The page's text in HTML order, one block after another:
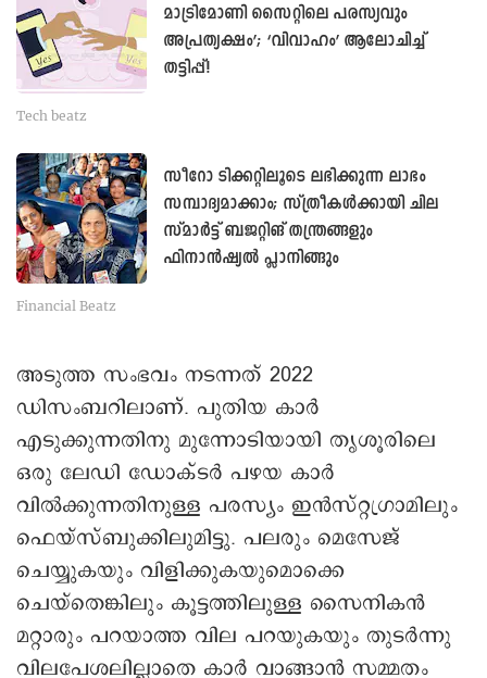
മാട്രിമോണി സൈറ്റിലെ പരസ്യവും
അപ്രത്യക്ഷം’; ‘വിവാഹം’ ആലോചിച്ച്
തട്ടിപ്പ്!
Tech beatz
സീറോ ടിക്കറ്റിലൂടെ ലഭിക്കുന്ന ലാഭം
സമ്പാദ്യമാക്കാം; സ്ത്രീകൾക്കായി ചില
സ്മാർട്ട് ബജറ്റിങ് തന്ത്രങ്ങളും
ഫിനാൻഷ്യൽ പ്ലാനിങ്ങും
Financial Beatz
അടുത്ത സംഭവം നടന്നത് 2022
ഡിസംബറിലാണ്. പുതിയ കാർ
എടുക്കുന്നതിനു മുന്നോടിയായി തൃശൂരിലെ
ഒരു ലേഡി ഡോക്ടർ പഴയ കാർ
വിൽക്കുന്നതിനുള്ള പരസ്യം ഇൻസ്റ്റഗ്രാമിലും
ഫെയ്സ്ബുക്കിലുമിട്ടു. പലരും മെസേജ്
ചെയ്യുകയും വിളിക്കുകയുമൊക്കെ
ചെയ്തെങ്കിലും കൂട്ടത്തിലുള്ള സൈനികൻ
മറ്റാരും പറയാത്ത വില പറയുകയും തുടർന്നു
വിലപേശലില്ലാതെ കാർ വാങ്ങാൻ സമ്മതം